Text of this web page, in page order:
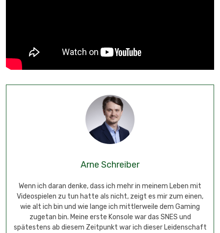
Arne Schreiber
Wenn ich daran denke, dass ich mehr in meinem Leben mit
Videospielen zu tun hatte als nicht, zeigt es mir zum einen,
wie alt ich bin und wie lange ich mittlerweile dem Gaming
zugetan bin. Meine erste Konsole war das SNES und
spätestens ab diesem Zeitpunkt war ich dieser Leidenschaft